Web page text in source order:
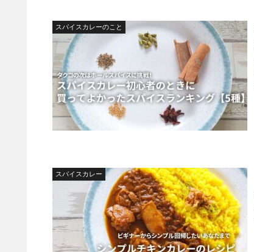
スパイスカレーのこと
スパイスカレー